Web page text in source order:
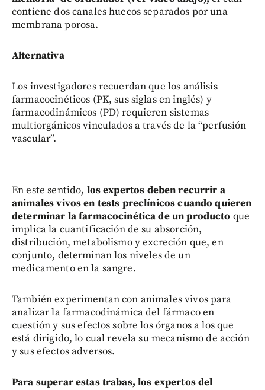
contiene dos canales huecos separados por una
membrana porosa.
Alternativa
Los investigadores recuerdan que los análisis
farmacocinéticos (PK, sus siglas en inglés) y
farmacodinámicos (PD) requieren sistemas
multiorgánicos vinculados a través de la “perfusión
vascular”.
En este sentido, los expertos deben recurrir a
animales vivos en tests preclínicos cuando quieren
determinar la farmacocinética de un producto que
implica la cuantificación de su absorción,
distribución, metabolismo y excreción que, en
conjunto, determinan los niveles de un
medicamento en la sangre.
También experimentan con animales vivos para
analizar la farmacodinámica del fármaco en
cuestión y sus efectos sobre los órganos a los que
está dirigido, lo cual revela su mecanismo de acción
y sus efectos adversos.
Para superar estas trabas, los expertos del